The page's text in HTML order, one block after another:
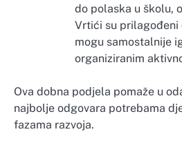
do polaska u školu,
Vrtići su prilagođeni
mogu samostalnije
organiziranim
Ova dobna podjela pomaže u
najbolje odgovara potrebama
fazama razvoja.